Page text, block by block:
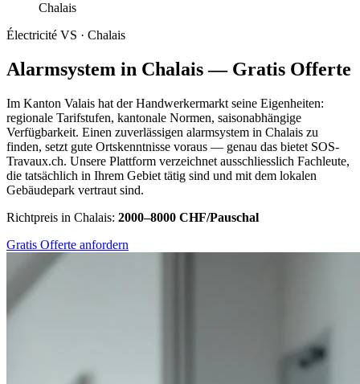
Chalais
Électricité VS · Chalais
Alarmsystem in Chalais — Gratis Offerte
Im Kanton Valais hat der Handwerkermarkt seine Eigenheiten:
regionale Tarifstufen, kantonale Normen, saisonabhängige
Verfügbarkeit. Einen zuverlässigen alarmsystem in Chalais zu
finden, setzt gute Ortskenntnisse voraus — genau das bietet SOS-
Travaux.ch. Unsere Plattform verzeichnet ausschliesslich Fachleute,
die tatsächlich in Ihrem Gebiet tätig sind und mit dem lokalen
Gebäudepark vertraut sind.
Richtpreis in Chalais: 2000–8000 CHF/Pauschal
Gratis Offerte anfordern